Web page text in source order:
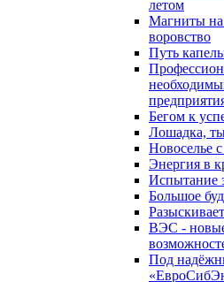
летом
Магниты на
воровство
Путь
Бегом к
Лошадка, ты
Новоселье
Энергия в
Испытание
Большое
ВЭС -
Под